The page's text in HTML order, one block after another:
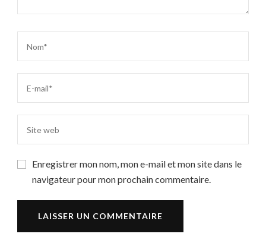
Enregistrer mon nom, mon e-mail et mon site dans le
navigateur pour mon prochain commentaire.